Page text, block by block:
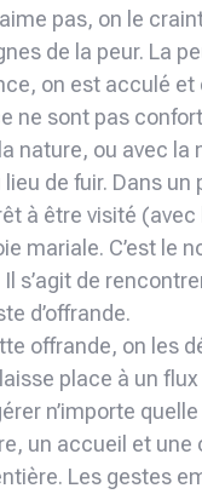
pas, on le
de la peur. La
on est acculé et
ne sont pas
nature, ou avec la
de fuir. Dans
à être visité (avec
mariale. C’est le
s’agit de
d’offrande.
offrande, on les
place à un
n’importe
un accueil et une
Les gestes